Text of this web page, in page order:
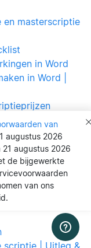
van
augustus 2026
augustus 2026
de bijgewerkte
van ons
en masterscriptie
in Word
in Word |
handleiding
je scriptie
video’s en
scriptie | Uitleg &